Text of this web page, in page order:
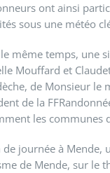
ont ainsi
sous une météo
même temps, une
Mouffard et
de Monsieur le
de la
les communes
de journée à Mende,
de Mende, sur le